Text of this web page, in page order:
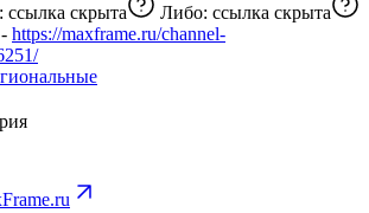
ссылка скрыта Либо: ссылка скрыта
https://maxframe.ru/channel-